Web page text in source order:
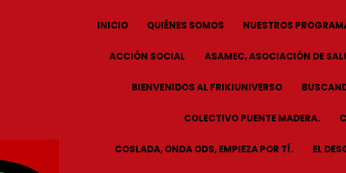
INICIO QUIÉNES SOMOS NUESTROS
ACCIÓN SOCIAL ASAMEC, ASOCIACIÓN DE
BIENVENIDOS AL FRIKIUNIVERSO
COLECTIVO PUENTE MADERA.
COSLADA, ONDA ODS, EMPIEZA POR TÍ. EL